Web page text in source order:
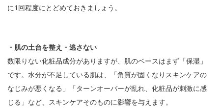
に1回程度にとどめておきましょう。
・肌の土台を整え・逃さない
数限りない化粧品成分がありますが、肌のベースはまず「保湿」
です。水分が不足している肌は、「角質が固くなりスキンケアの
なじみが悪くなる」「ターンオーバーが乱れ、化粧品が刺激に感
じる」など、スキンケアそのものに影響を与えます。